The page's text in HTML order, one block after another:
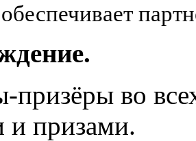
во
и призами.